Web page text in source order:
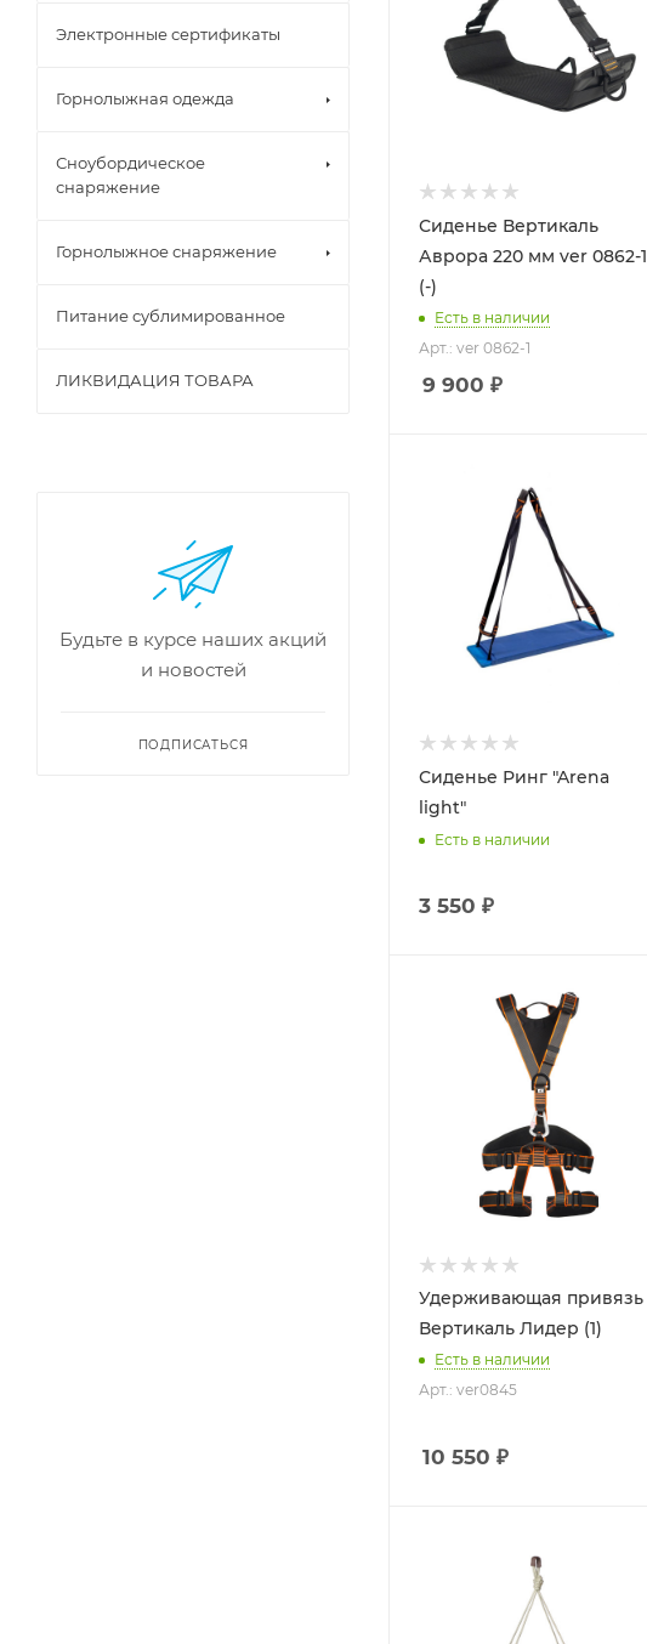
Сиденье Вертикаль
Аврора 220 мм ver 0862-1
(-)
Есть в наличии
Арт.: ver 0862-1
9 900 ₽
Сиденье Ринг "Arena
light"
Есть в наличии
3 550 ₽
Удерживающая привязь
Вертикаль Лидер (1)
Есть в наличии
Арт.: ver0845
10 550 ₽
Электронные сертификаты
Горнолыжная одежда
Сноубордическое
снаряжение
Горнолыжное снаряжение
Питание сублимированное
ЛИКВИДАЦИЯ ТОВАРА
Будьте в курсе наших акций
и новостей
ПОДПИСАТЬСЯ